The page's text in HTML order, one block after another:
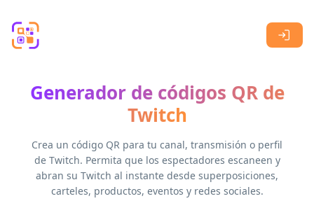
Generador de códigos QR de
Twitch
Crea un código QR para tu canal, transmisión o perfil
de Twitch. Permita que los espectadores escaneen y
abran su Twitch al instante desde superposiciones,
carteles, productos, eventos y redes sociales.